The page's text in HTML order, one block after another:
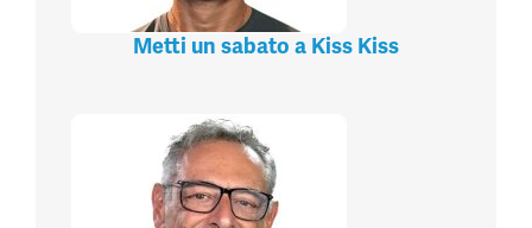
Metti un sabato a Kiss Kiss